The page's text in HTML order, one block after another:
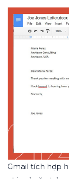
Gmail tích hợp